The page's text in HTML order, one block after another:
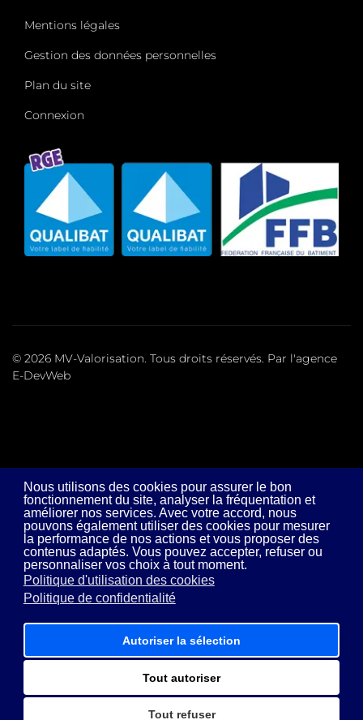
Nous utilisons des cookies pour assurer le bon
fonctionnement du site, analyser la fréquentation et
améliorer nos services. Avec votre accord, nous
pouvons également utiliser des cookies pour mesurer
la performance de nos actions et vous proposer des
contenus adaptés. Vous pouvez accepter, refuser ou
personnaliser vos choix à tout moment.
Politique d'utilisation des cookies
Politique de confidentialité
Autoriser la sélection
Tout autoriser
Tout refuser
Mentions légales
Gestion des données personnelles
Plan du site
Connexion
© 2026 MV-Valorisation. Tous droits réservés. Par l'agence
E-DevWeb